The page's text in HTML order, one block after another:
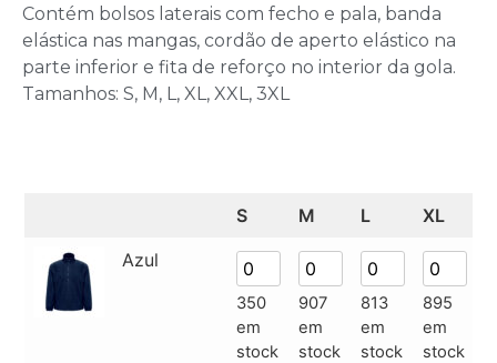
Contém bolsos laterais com fecho e pala, banda
elástica nas mangas, cordão de aperto elástico na
parte inferior e fita de reforço no interior da gola.
Tamanhos: S, M, L, XL, XXL, 3XL
S M L XL
Azul
350
em
stock
907
em
stock
813
em
stock
895
em
stock